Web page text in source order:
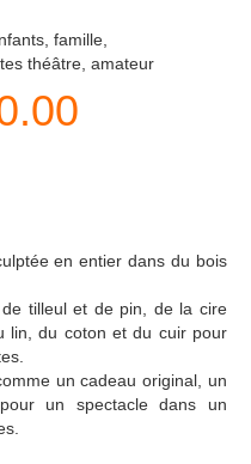
famille,
théâtre, amateur
en entier dans du bois
tilleul et de pin, de la cire
lin, du coton et du cuir pour
un cadeau original, un
un spectacle dans un